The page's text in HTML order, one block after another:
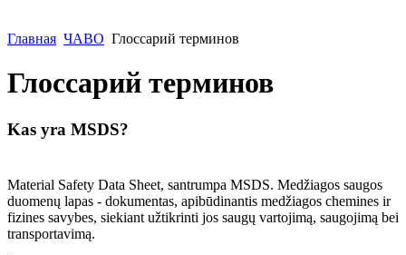
Главная ЧАВО Глоссарий терминов
Глоссарий терминов
Kas yra MSDS?
Material Safety Data Sheet, santrumpa MSDS. Medžiagos saugos
duomenų lapas - dokumentas, apibūdinantis medžiagos chemines ir
fizines savybes, siekiant užtikrinti jos saugų vartojimą, saugojimą bei
transportavimą.